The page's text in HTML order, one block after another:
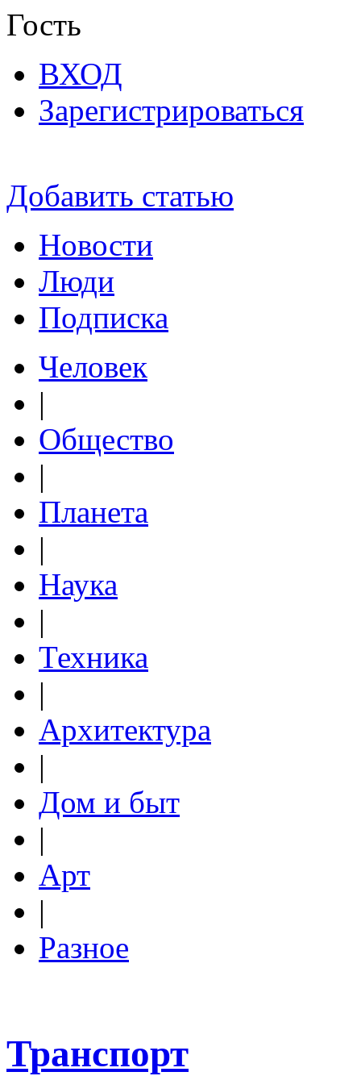
Гость
ВХОД
Зарегистрироваться
Добавить статью
Новости
Люди
Подписка
Человек
|
Общество
|
Планета
|
Наука
|
Техника
|
Архитектура
|
Дом и быт
|
Арт
|
Разное
Транспорт